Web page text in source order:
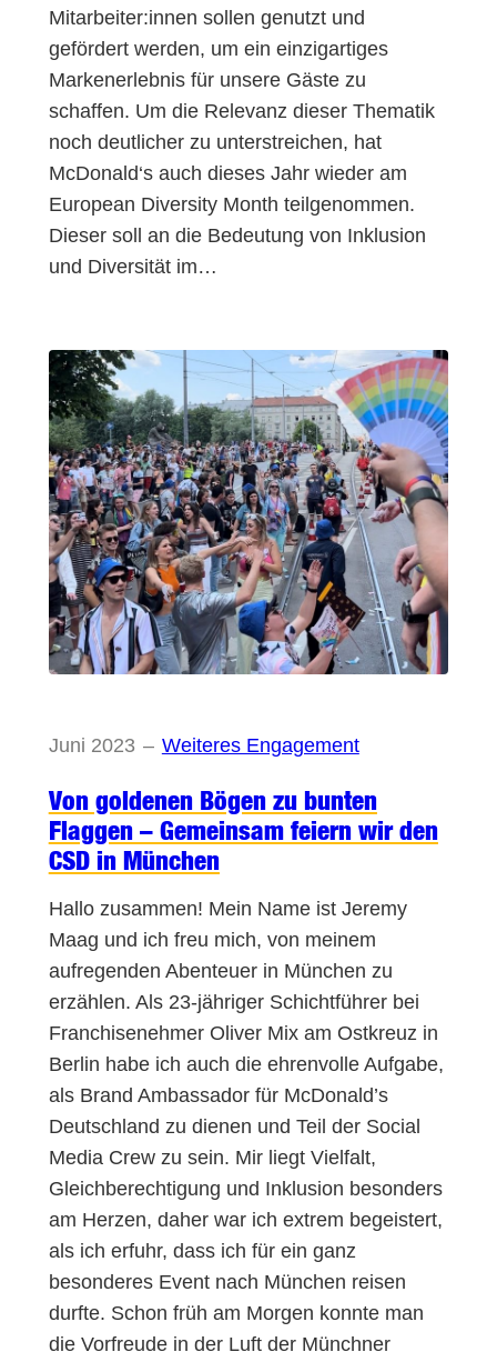
Mitarbeiter:innen sollen genutzt und
gefördert werden, um ein einzigartiges
Markenerlebnis für unsere Gäste zu
schaffen. Um die Relevanz dieser Thematik
noch deutlicher zu unterstreichen, hat
McDonald‘s auch dieses Jahr wieder am
European Diversity Month teilgenommen.
Dieser soll an die Bedeutung von Inklusion
und Diversität im…
Juni 2023 – Weiteres Engagement
Von goldenen Bögen zu bunten
Flaggen – Gemeinsam feiern wir den
CSD in München
Hallo zusammen! Mein Name ist Jeremy
Maag und ich freu mich, von meinem
aufregenden Abenteuer in München zu
erzählen. Als 23-jähriger Schichtführer bei
Franchisenehmer Oliver Mix am Ostkreuz in
Berlin habe ich auch die ehrenvolle Aufgabe,
als Brand Ambassador für McDonald’s
Deutschland zu dienen und Teil der Social
Media Crew zu sein. Mir liegt Vielfalt,
Gleichberechtigung und Inklusion besonders
am Herzen, daher war ich extrem begeistert,
als ich erfuhr, dass ich für ein ganz
besonderes Event nach München reisen
durfte. Schon früh am Morgen konnte man
die Vorfreude in der Luft der Münchner